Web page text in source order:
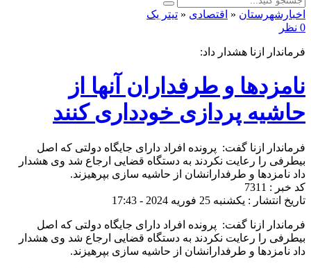
اخبارشهرستان « اقتصادی « تیتر یک
0 نظر
فرماندار ازنا هشدار داد:
نامزدها و طرفداران آنها از
حاشیه پردازی خودداری کنند
فرماندار ازنا گفت: پرونده افراد دارای جایگاه دولتی که اصل
بیطرفی را رعایت نکردند به دستگاه قضایی ارجاع شد وی هشدار
داد نامزدها و طرفدارانشان از حاشیه سازی بپرهیزند.
کد خبر : 7311
تاریخ انتشار : یکشنبه 25 فوریه 2024 - 17:43
فرماندار ازنا گفت: پرونده افراد دارای جایگاه دولتی که اصل
بیطرفی را رعایت نکردند به دستگاه قضایی ارجاع شد وی هشدار
داد نامزدها و طرفدارانشان از حاشیه سازی بپرهیزند.